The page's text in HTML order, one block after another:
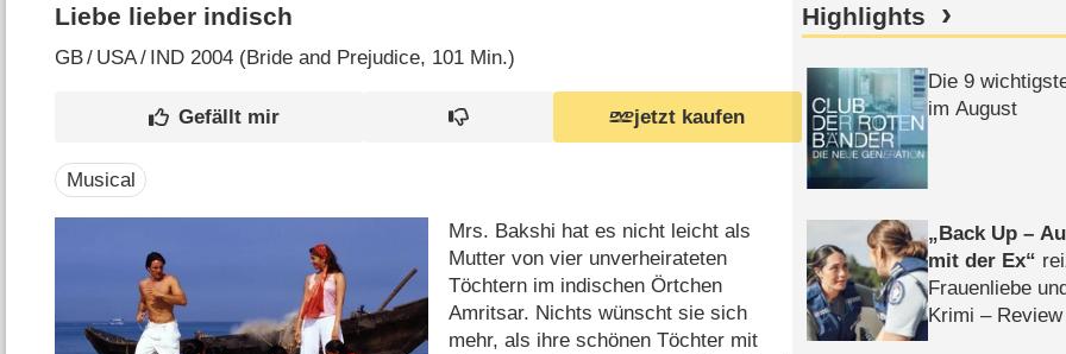
Liebe lieber indisch
GB/ USA/ IND 2004 (Bride and Prejudice‎, 101 Min.)
jetzt kaufen
Musical
Mrs. Bakshi hat es nicht leicht als
Mutter von vier unverheirateten
Töchtern im indischen Örtchen
Amritsar. Nichts wünscht sie sich
mehr, als ihre schönen Töchter mit
Highlights
Die 9
im August
Back Up –
mit der Ex
Frauenliebe
Krimi – Review